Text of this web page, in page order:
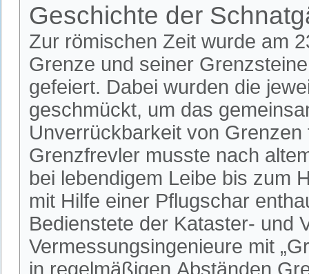
Geschichte der
Zur römischen Zeit wurde am
Grenze und seiner
gefeiert. Dabei wurden die
geschmückt, um das
Unverrückbarkeit von
Grenzfrevler musste nach
bei lebendigem Leibe bis zum
mit Hilfe einer Pflugschar
Bedienstete der Kataster- und
Vermessungsingenieure mit
in regelmäßigen Abständen